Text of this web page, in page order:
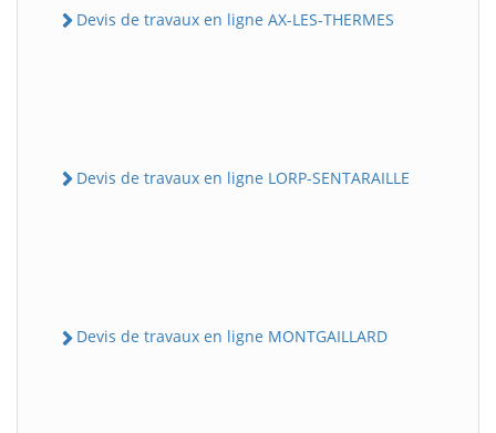
Devis de travaux en ligne AX-LES-THERMES
Devis de travaux en ligne LORP-SENTARAILLE
Devis de travaux en ligne MONTGAILLARD